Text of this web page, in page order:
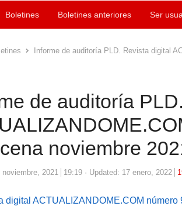
Boletines Boletines anteriores Ser
Informe de auditoría PLD. Revista digital
de auditoría
noviembre
noviembre, 2021 19:19 Updated: 17 enero, 2022
digital ACTUALIZANDOME.COM